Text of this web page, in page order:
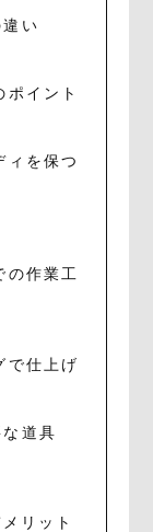
い
ポイント
ィを保つ
の作業工
で仕上げ
道具
リット